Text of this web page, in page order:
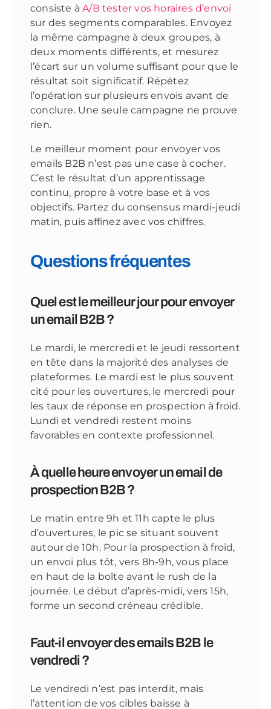
consiste àA/B tester vos horaires d’envoi
sur des segments comparables. Envoyez
la même campagne à deux groupes, à
deux moments différents, et mesurez
l’écart sur un volume suffisant pour que le
résultat soit significatif. Répétez
l’opération sur plusieurs envois avant de
conclure. Une seule campagne ne prouve
rien.
Le meilleur moment pour envoyer vos
emails B2B n’est pas une case à cocher.
C’est le résultat d’un apprentissage
continu, propre à votre base et à vos
objectifs. Partez du consensus mardi-jeudi
matin, puis affinez avec vos chiffres.
Questions fréquentes
Quel est le meilleur jour pour envoyer
un email B2B ?
Le mardi, le mercredi et le jeudi ressortent
en tête dans la majorité des analyses de
plateformes. Le mardi est le plus souvent
cité pour les ouvertures, le mercredi pour
les taux de réponse en prospection à froid.
Lundi et vendredi restent moins
favorables en contexte professionnel.
À quelle heure envoyer un email de
prospection B2B ?
Le matin entre 9h et 11h capte le plus
d’ouvertures, le pic se situant souvent
autour de 10h. Pour la prospection à froid,
un envoi plus tôt, vers 8h-9h, vous place
en haut de la boîte avant le rush de la
journée. Le début d’après-midi, vers 15h,
forme un second créneau crédible.
Faut-il envoyer des emails B2B le
vendredi ?
Le vendredi n’est pas interdit, mais
l’attention de vos cibles baisse à